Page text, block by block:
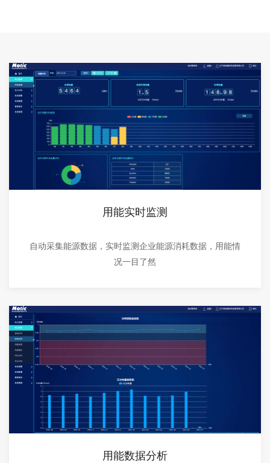
用能实时监测
自动采集能源数据，实时监测企业能源消耗数据，用能情
况一目了然
用能数据分析